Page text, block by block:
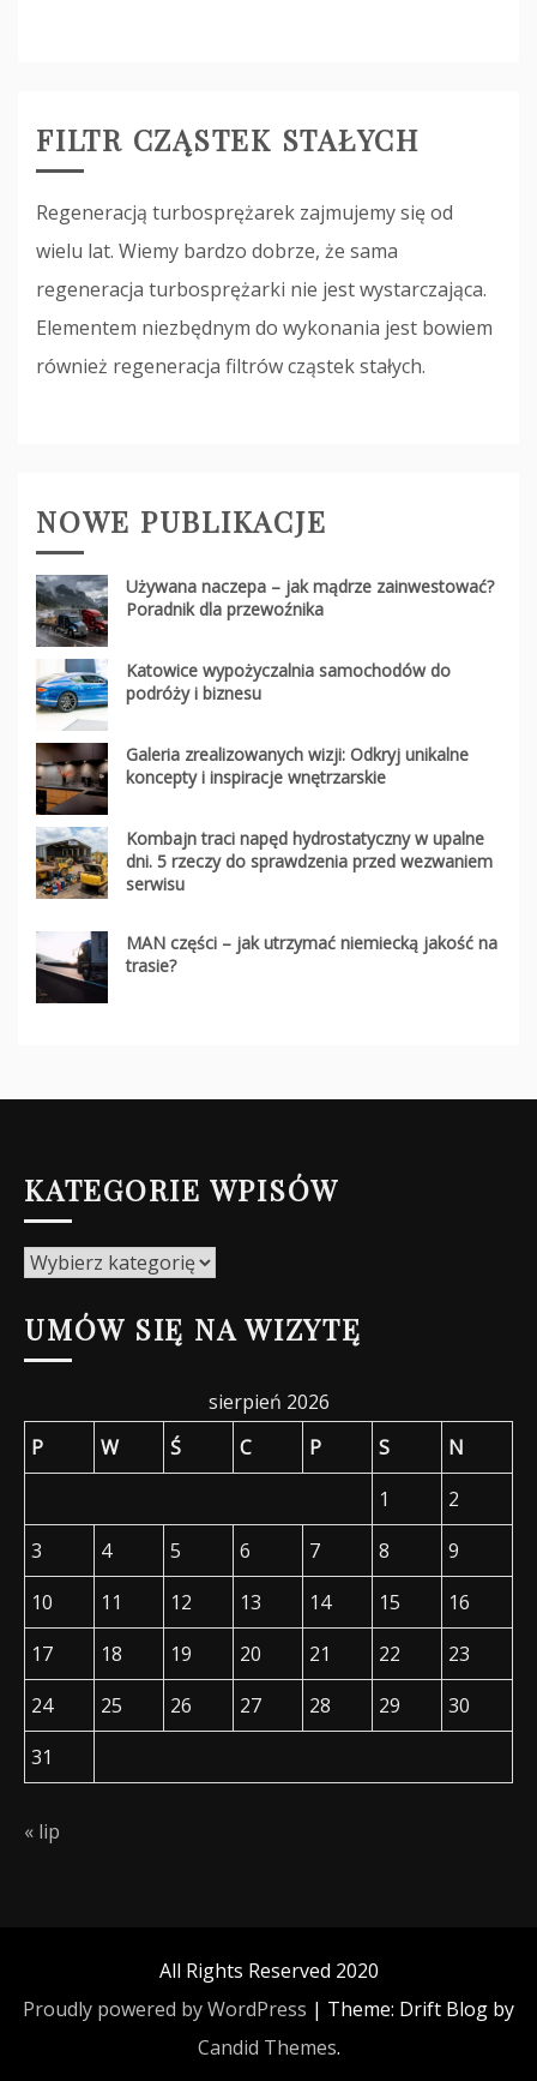
FILTR CZĄSTEK STAŁYCH
Regeneracją turbosprężarek zajmujemy się od
wielu lat. Wiemy bardzo dobrze, że sama
regeneracja turbosprężarki nie jest wystarczająca.
Elementem niezbędnym do wykonania jest bowiem
również regeneracja filtrów cząstek stałych.
NOWE PUBLIKACJE
Używana naczepa – jak mądrze zainwestować?
Poradnik dla przewoźnika
Katowice wypożyczalnia samochodów do
podróży i biznesu
Galeria zrealizowanych wizji: Odkryj unikalne
koncepty i inspiracje wnętrzarskie
Kombajn traci napęd hydrostatyczny w upalne
dni. 5 rzeczy do sprawdzenia przed wezwaniem
serwisu
MAN części – jak utrzymać niemiecką jakość na
trasie?
KATEGORIE WPISÓW
Kategorie
UMÓW SIĘ NA WIZYTĘ
sierpień 2026
P
W Ś C P S
N
1
2
3
4 5 6 7 8
9
10
11 12 13 14 15
16
17
18 19 20 21 22
23
24
25 26 27 28 29
30
31
« lip
All Rights Reserved 2020
Proudly powered by WordPress | Theme: Drift Blog by
Candid Themes.